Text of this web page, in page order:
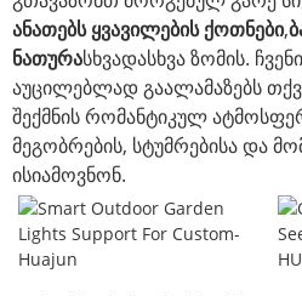
ანათებს ყვავილების ქოთნები,
ნათურასხვადასხვა ზომის.
აუცილებლად გაალამაზებს
შექმნის რომანტიკულ
მეგობრების, სტუმრებისა და
ისიამოვნონ.